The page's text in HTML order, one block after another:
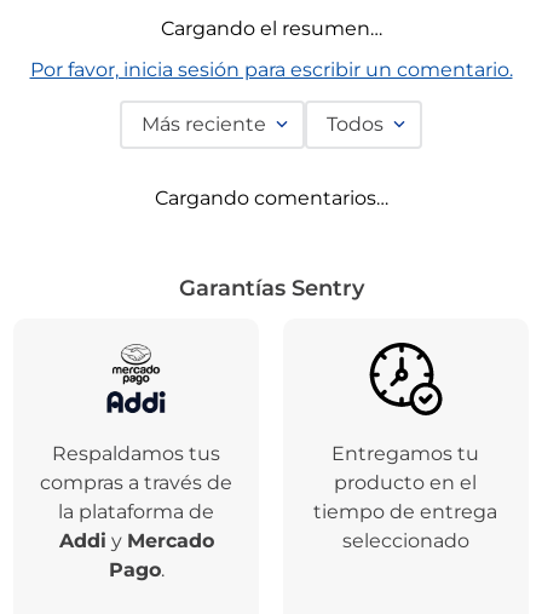
Cargando el resumen…
Por favor, inicia sesión para escribir un comentario.
Más reciente Todos
Cargando comentarios…
Garantías Sentry
Respaldamos tus
compras a través de
la plataforma de
Addi y Mercado
Pago.
Entregamos tu
producto en el
tiempo de entrega
seleccionado